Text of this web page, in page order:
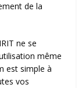
de la
ne se
même
est simple à
vos